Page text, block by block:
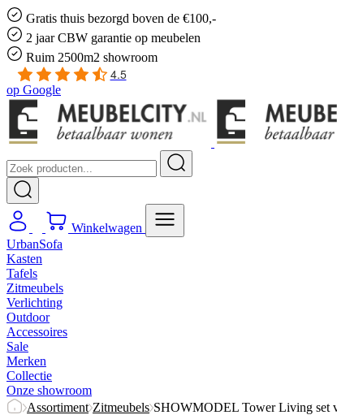
Gratis thuis bezorgd boven de €100,-
2 jaar CBW garantie op meubelen
Ruim 2500m2 showroom
4.5
op Google
Winkelwagen
UrbanSofa
Kasten
Tafels
Zitmeubels
Verlichting
Outdoor
Accessoires
Sale
Merken
Collectie
Onze showroom
Assortiment Zitmeubels SHOWMODEL Tower Living set